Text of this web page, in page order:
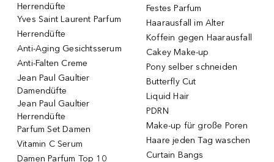
Herrendüfte
Yves Saint Laurent Parfum
Herrendüfte
Anti-Aging Gesichtsserum
Anti-Falten Creme
Jean Paul Gaultier
Damendüfte
Jean Paul Gaultier
Herrendüfte
Parfum Set Damen
Vitamin C Serum
Damen Parfum Top 10
Festes Parfum
Haarausfall im Alter
Koffein gegen Haarausfall
Cakey Make-up
Pony selber schneiden
Butterfly Cut
Liquid Hair
PDRN
Make-up für große Poren
Haare jeden Tag waschen
Curtain Bangs